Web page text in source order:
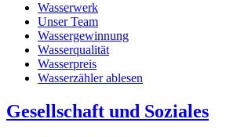
Wasserwerk
Unser Team
Wassergewinnung
Wasserqualität
Wasserpreis
Wasserzähler ablesen
Gesellschaft und Soziales